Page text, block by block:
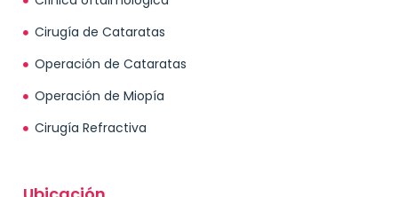
Cirugía de Cataratas
Operación de Cataratas
Operación de Miopía
Cirugía Refractiva